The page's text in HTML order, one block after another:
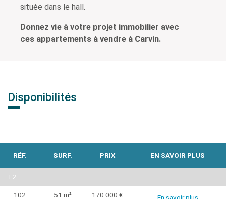
située dans le hall.
Donnez vie à votre projet immobilier avec
ces appartements à vendre à Carvin.
Disponibilités
RÉF. SURF. PRIX EN SAVOIR PLUS
T2
102 51 m² 170 000 € En savoir plus